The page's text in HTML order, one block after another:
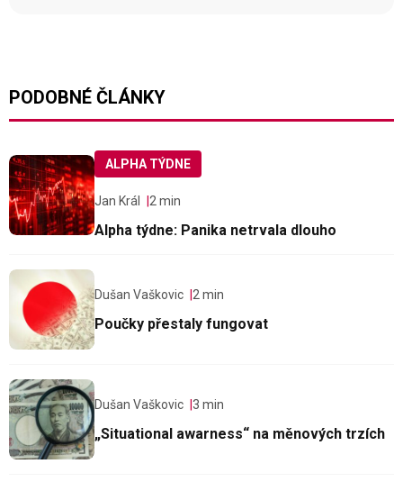
PODOBNÉ ČLÁNKY
ALPHA TÝDNE
Jan Král 2 min
Alpha týdne: Panika netrvala dlouho
Dušan Vaškovic 2 min
Poučky přestaly fungovat
Dušan Vaškovic 3 min
„Situational awarness“ na měnových trzích